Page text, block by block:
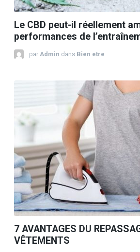
Le CBD peut-il réellement
performances de
par Admin dans Bien etre
7 AVANTAGES DU
VÊTEMENTS